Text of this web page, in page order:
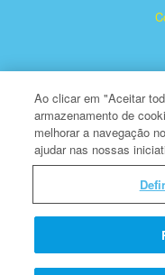
Superbook é marca
Todos
Ao clicar em "Aceitar
armazenamento de
melhorar a navegação
ajudar nas nossas